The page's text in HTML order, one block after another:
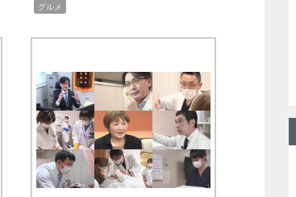
グルメ